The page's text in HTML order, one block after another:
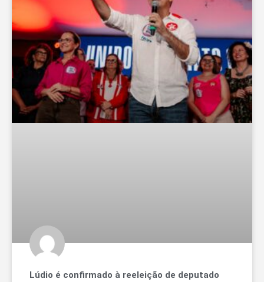
Lúdio é confirmado à reeleição de deputado